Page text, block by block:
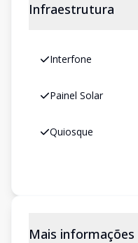
Infraestrutura
Interfone
Painel Solar
Quiosque
Mais informações